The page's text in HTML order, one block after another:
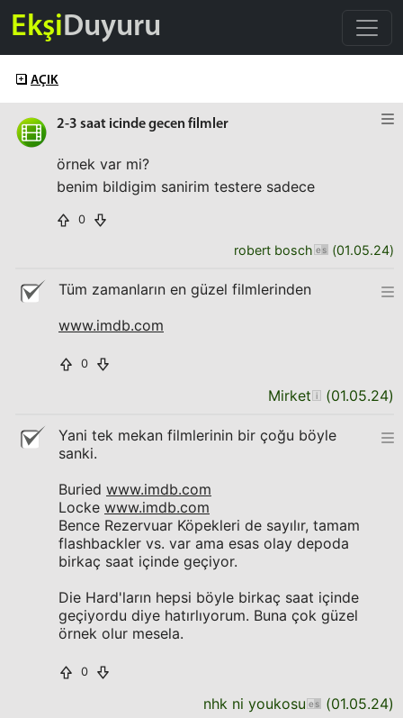
EkşiDuyuru
AÇIK
2-3 saat icinde gecen filmler
örnek var mi?
benim bildigim sanirim testere sadece
0
robert bosch (01.05.24)
Tüm zamanların en güzel filmlerinden
www.imdb.com
0
Mirket (01.05.24)
Yani tek mekan filmlerinin bir çoğu böyle
sanki.
Buried www.imdb.com
Locke www.imdb.com
Bence Rezervuar Köpekleri de sayılır, tamam
flashbackler vs. var ama esas olay depoda
birkaç saat içinde geçiyor.
Die Hard'ların hepsi böyle birkaç saat içinde
geçiyordu diye hatırlıyorum. Buna çok güzel
örnek olur mesela.
0
nhk ni youkosu (01.05.24)